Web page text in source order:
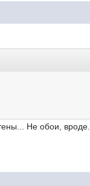
Не обои,